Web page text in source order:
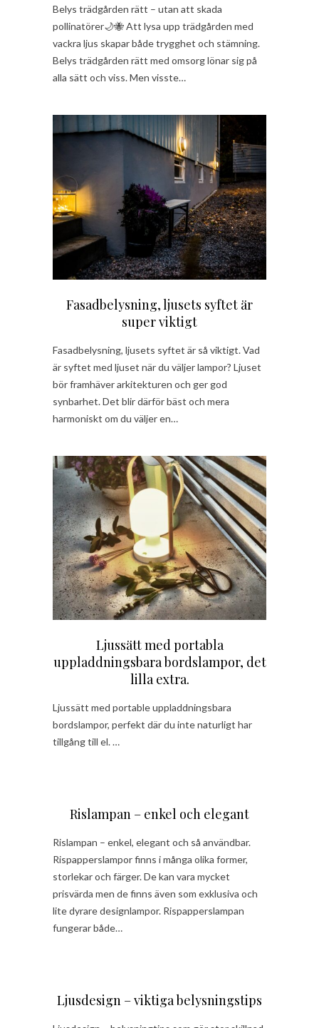
Belys trädgården rätt – utan att skada
pollinatörer🌙🐝 Att lysa upp trädgården med
vackra ljus skapar både trygghet och stämning.
Belys trädgården rätt med omsorg lönar sig på
alla sätt och viss. Men visste…
Fasadbelysning, ljusets syftet är
super viktigt
Fasadbelysning, ljusets syftet är så viktigt. Vad
är syftet med ljuset när du väljer lampor? Ljuset
bör framhäver arkitekturen och ger god
synbarhet. Det blir därför bäst och mera
harmoniskt om du väljer en…
Ljussätt med portabla
uppladdningsbara bordslampor, det
lilla extra.
Ljussätt med portable uppladdningsbara
bordslampor, perfekt där du inte naturligt har
tillgång till el. …
Rislampan – enkel och elegant
Rislampan – enkel, elegant och så användbar.
Rispapperslampor finns i många olika former,
storlekar och färger. De kan vara mycket
prisvärda men de finns även som exklusiva och
lite dyrare designlampor. Rispapperslampan
fungerar både…
Ljusdesign – viktiga belysningstips